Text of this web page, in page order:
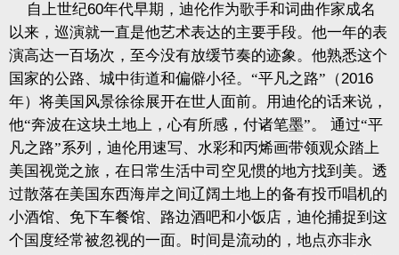
自上世纪60年代早期，迪伦作为歌手和词曲作家成名
以来，巡演就一直是他艺术表达的主要手段。他一年的表
演高达一百场次，至今没有放缓节奏的迹象。他熟悉这个
国家的公路、城中街道和偏僻小径。“平凡之路”（2016
年）将美国风景徐徐展开在世人面前。用迪伦的话来说，
他“奔波在这块土地上，心有所感，付诸笔墨”。
通过“平
凡之路”系列，迪伦用速写、水彩和丙烯画带领观众踏上
美国视觉之旅，在日常生活中司空见惯的地方找到美。透
过散落在美国东西海岸之间辽阔土地上的备有投币唱机的
小酒馆、免下车餐馆、路边酒吧和小饭店，迪伦捕捉到这
个国度经常被忽视的一面。时间是流动的，地点亦非永